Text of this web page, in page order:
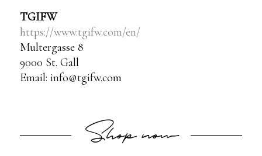
TGIFW
https://www.tgifw.com/en/
Multergasse 8
9000 St. Gall
Email: info@tgifw.com
Shop now